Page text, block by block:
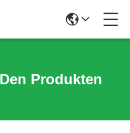
Produkten